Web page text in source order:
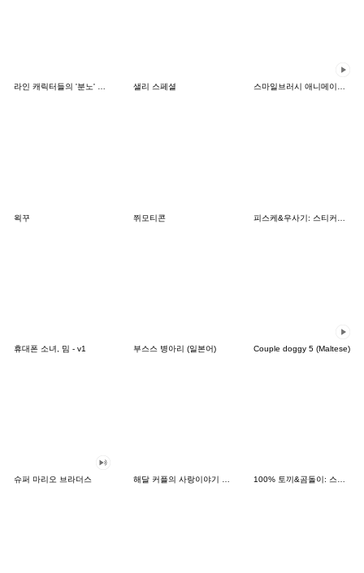
라인 캐릭터들의 '분노' 시리즈 샐리 스페셜 스마일브러시 애니메이션 스티커
왹꾸 쮜모티콘
휴대폰 소녀, 밈 - v1 부스스 병아리 (일본어) Couple doggy 5 (Maltese)
슈퍼 마리오 브라더스 해달 커플의 사랑이야기 2.0(한국어일본어) 100% 토끼&곰돌이: 스티커의 날